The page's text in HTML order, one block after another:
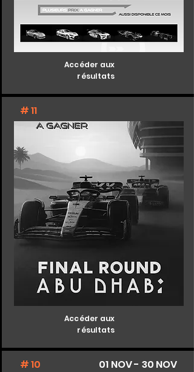
Accéder aux
résultats
# 11
Accéder aux
résultats
# 10 01 NOV - 30 NOV